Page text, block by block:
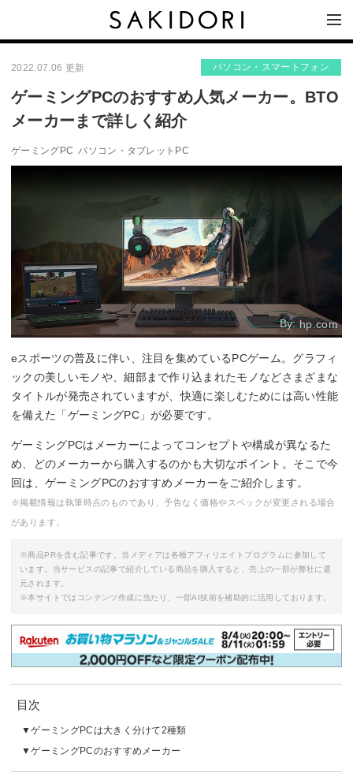
2022.07.06 更新 パソコン・スマートフォン
ゲーミングPCのおすすめ人気メーカー。BTO
メーカーまで詳しく紹介
ゲーミングPC パソコン・タブレットPC
By:hp.com
eスポーツの普及に伴い、注目を集めているPCゲーム。グラフィ
ックの美しいモノや、細部まで作り込まれたモノなどさまざまな
タイトルが発売されていますが、快適に楽しむためには高い性能
を備えた「ゲーミングPC」が必要です。
ゲーミングPCはメーカーによってコンセプトや構成が異なるた
め、どのメーカーから購入するのかも大切なポイント。そこで今
回は、ゲーミングPCのおすすめメーカーをご紹介します。
※掲載情報は執筆時点のものであり、予告なく価格やスペックが変更される場合
があります。
※商品PRを含む記事です。当メディアは各種アフィリエイトプログラムに参加して
います。当サービスの記事で紹介している商品を購入すると、売上の一部が弊社に還
元されます。
※本サイトではコンテンツ作成に当たり、一部AI技術を補助的に活用しております。
目次
ゲーミングPCは大きく分けて2種類
ゲーミングPCのおすすめメーカー